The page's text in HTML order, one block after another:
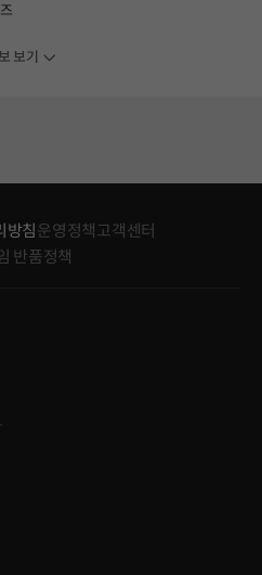
보기
방침 운영정책고객센터
반품정책